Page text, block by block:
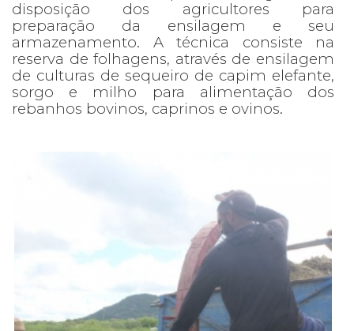
disposição dos agricultores para
preparação da ensilagem e seu
armazenamento. A técnica consiste na
reserva de folhagens, através de ensilagem
de culturas de sequeiro de capim elefante,
sorgo e milho para alimentação dos
rebanhos bovinos, caprinos e ovinos.